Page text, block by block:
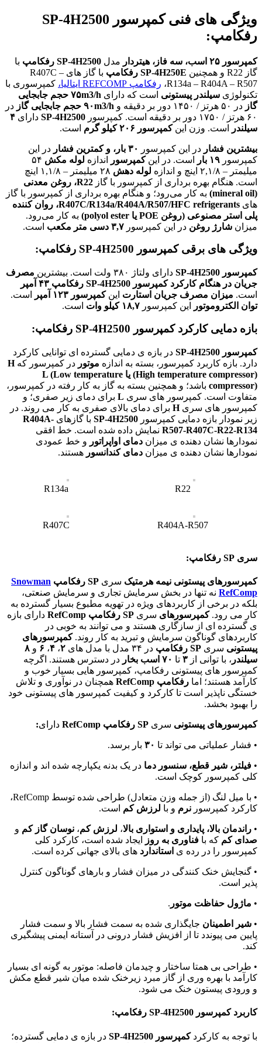
ویژگی های فنی کمپرسور SP-4H2500
رفکامپ:
کمپرسور ۲۵ اسب، سه فاز، هیتردار مدل SP-4H2500 رفکامپ با
گاز R22 و همچنین
SP-4H250E رفکامپ
با گاز های R407C –
R134a – R404A – R507، رفکامپ REFCOMP ایتالیا ، کمپرسوری با
تکنولوژی سیلندر پیستونی است که دارای ۷۵m3/h حجم جابجایی
گاز در ۵۰ هرتز / ۱۴۵۰ دور بر دقیقه و ۹۰m3/h حجم جابجایی گاز در
۶۰ هرتز / ۱۷۵۰ دور بر دقیقه است. کمپرسور
SP-4H2500 دارای ۴
سیلندر
است. وزن اینکمپرسور ۲۰۶ کیلو گرم است.
بیشترین فشار در این کمپرسور ۳۰ بار، و کمترین فشار
در این
کمپرسور ۱۹ بار است. در اینکمپرسور اندازه لوله مکش ۵۴
میلیمتر – ۲,۱/۸ اینچ و اندازه
لوله دهش
۲۸ میلیمتر – ۱,۱/۸ اینچ
است. هنگام بهره برداری از کمپرسور با گاز R22، روغن معدنی
(mineral oil)
به کار می‌رود؛ و هنگام بهره برداری از کمپرسور با گاز
های R407C/R134a/R404A/R507/HFC refrigerants، روان کننده
پلی استر مصنوعی (روغن POE یا polyol ester)
به کار می‌رود.
میزان شارژ روغن در این کمپرسور ۳,۷ دسی متر مکعب است.
ویژگی های برقی کمپرسور SP-4H2500 رفکامپ:
کمپرسور SP-4H2500 دارای ولتاژ ۳۸۰ ولت است. بیشترین
مصرف
جریان در هنگام کارکرد کمپرسور SP-4H2500 رفکامپ
۴۳ آمپر
است. میزان مصرف جریان استارت اینکمپرسور ۱۲۳ آمپر
است.
توان الکتروموتور
این کمپرسور ۱۸,۷ کیلو وات است.
بازه دمایی کارکرد کمپرسور SP-4H2500 رفکامپ:
کمپرسور SP-4H2500
در بازه ی دمایی گسترده ای توانایی کارکرد
دارد. بازه کاربرد کمپرسور، بسته به اندازه موتور در کمپرسور کهH
(High temperature compressor) یا L (Low temperature
compressor) باشد؛ و همچنین بسته به گاز به کار رفته در کمپرسور،
متفاوت است. کمپرسور های سری L برای دمای زیر صفری؛ و
کمپرسور های سریH برای دمای بالای صفری به کار می روند. در
زیر نمودار بازه دمایی کمپرسور SP-4H2500 با گازهای R404A-
R507-R407C-R22-R134 نمایش داده شده است. خط افقی
نمودارها نشان دهنده ی میزان دمای اواپراتور و خط عمودی
نمودارها نشان دهنده ی میزان دمای کندانسور هستند.
R22
R134a
R404A-R507
R407C
سری SP رفکامپ:
کمپرسورهای پیستونی نیمه هرمتیک سری SP رفکامپ Snowman
RefComp نه تنها در بخش سرمایش تجاری و سرمایش صنعتی،
بلکه در برخی از کاربردهای ویژه در تهویه مطبوع بسیار گسترده به
کار می رود.کمپرسورهای سری SP رفکامپ RefComp دارای بازه
ی گسترده ای از سازگاری هستند و می توانند به خوبی در
کاربردهای گوناگون سرمایش و تبرید به کار روند.کمپرسورهای
پیستونی سری SP رفکامپ در ۳۴ مدل با مدل های ۲، ۴، ۶ و ۸
سیلندر ، با توانی از ۳ تا اسب بخار در دسترس هستند. اگرچه
کمپرسور های پیستونی رفکامپ، کمپرسور هایی بسیار خوب و
کارآمد هستند؛ اما رفکامپ RefComp
همچنان در نوآوری و تلاش
خستگی ناپذیر است تا کارکرد و کیفیت کمپرسور های پیستونی خود
را بهبود بخشد.
کمپرسورهای پیستونی سری SP رفکامپ RefComp دارای:
• فشار عملیاتی می تواند تا ۳۰ بار برسد.
• فیلتر، شیر قطع، سنسور دما در یک بدنه یکپارچه شده اند و اندازه
کلی کمپرسور کوچک است.
• با میل لنگ (از جمله وزن متعادل) طراحی شده توسط RefComp،
کارکرد کمپرسور نرم و با لرزش کم است.
• راندمان بالا، پایداری و استواری بالا، لرزش کم، نوسان گاز کم و
صدای کم که با فناوری به روز
ایجاد شده است، کارکرد کلی
کمپرسور را در رده ی استاندارد های بالای جهانی کرده است.
• گنجایش خنک کنندگی در میزان فشار و بارهای گوناگون کنترل
پذیر است.
• ماژول حفاظت موتور .
• شیر اطمینان جایگذاری شده به سمت فشار بالا و سمت فشار
پایین می پیوندد تا از افزیش فشار درونی در آستانه ایمنی پیشگیری
کند.
• طراحی بی همتا ساختار و چیدمان فاصله: موتور به گونه ای بسیار
کارآمد با بهره وری از گاز مبرد زیرخنک شده میان شیر قطع مکش
و ورودی پیستون خنک می شود.
کاربرد کمپرسور SP-4H2500 رفکامپ:
با توجه به کارکردکمپرسور SP-4H2500
در بازه ی دمایی گسترده؛